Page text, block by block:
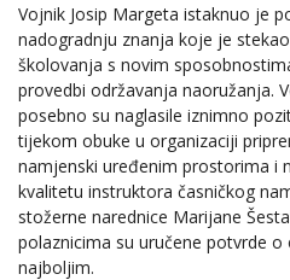
Vojnik Josip Margeta istaknuo je
nadogradnju znanja koje je
školovanja s novim
provedbi održavanja naoružanja.
posebno su naglasile iznimno
tijekom obuke u organizaciji
namjenski uređenim prostorima i
kvalitetu instruktora časničkog
stožerne narednice Marijane
polaznicima su uručene potvrde
najboljim.